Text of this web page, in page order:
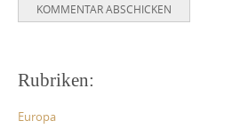
Rubriken:
Europa